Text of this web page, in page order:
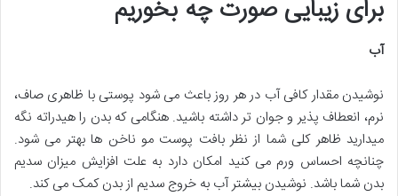
برای زیبایی صورت چه بخوریم
آب
نوشیدن مقدار کافی آب در هر روز باعث می شود پوستی با ظاهری صاف،
نرم، انعطاف پذیر و جوان تر داشته باشید. هنگامی که بدن را هیدراته نگه
میدارید ظاهر کلی شما از نظر بافت پوست مو ناخن ها بهتر می شود.
چنانچه احساس ورم می کنید امکان دارد به علت افزایش میزان سدیم
بدن شما باشد. نوشیدن بیشتر آب به خروج سدیم از بدن کمک می کند.